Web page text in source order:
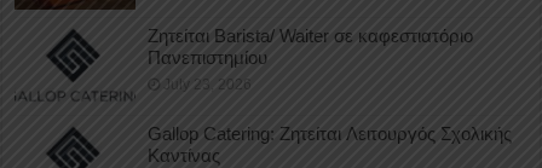
Ζητείται Barista/ Waiter σε καφεστιατόριο
Πανεπιστημίου
July 23, 2026
Gallop Catering: Ζητείται Λειτουργός Σχολικής
Καντίνας